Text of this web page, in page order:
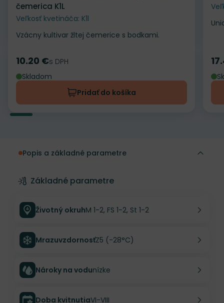
čemerica K1L
Veľkosť kvetináča: K1l
Vzácny kultivar žltej čemerice s bodkami.
Cena
10.20 €s DPH
Skladom
Pridať do košíka
Popis a základné parametre
Základné parametre
Životný okruhM 1-2, FS 1-2, St 1-2
MrazuvzdornosťZ5 (-28°C)
Nároky na vodunízke
Doba kvitnutiaVI-VIII